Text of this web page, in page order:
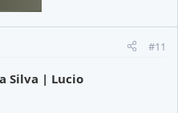
#11
Silva | Lucio